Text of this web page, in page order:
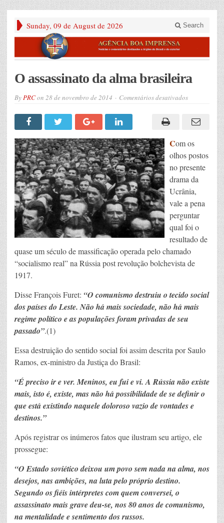
Sunday, 09 de August de 2026 Search
O assassinato da alma brasileira
ByPRCon 28 de novembro de 2014 Comentários desativadosem
da
alma
Com os
olhos postos
no presente
drama da
Ucrânia,
vale a pena
perguntar
qual foi o
resultado de
quase um século de massificação operada pelo chamado
“socialismo real” na Rússia post revolução bolchevista de
1917.
Disse François Furet: “O comunismo destruiu o tecido social
dos países do Leste. Não há mais sociedade, não há mais
regime político e as populações foram privadas de seu
passado”.(1)
Essa destruição do sentido social foi assim descrita por Saulo
Ramos, ex-ministro da Justiça do Brasil:
“É preciso ir e ver. Meninos, eu fui e vi. A Rússia não existe
mais, isto é, existe, mas não há possibilidade de se definir o
que está existindo naquele doloroso vazio de vontades e
destinos.”
Após registrar os inúmeros fatos que ilustram seu artigo, ele
prossegue:
“O Estado soviético deixou um povo sem nada na alma, nos
desejos, nas ambições, na luta pelo próprio destino.
Segundo os fiéis intérpretes com quem conversei, o
assassinato mais grave deu-se, nos 80 anos de comunismo,
na mentalidade e sentimento dos russos.